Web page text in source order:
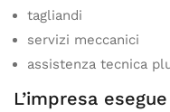
tagliandi
servizi meccanici
assistenza tecnica
L’impresa